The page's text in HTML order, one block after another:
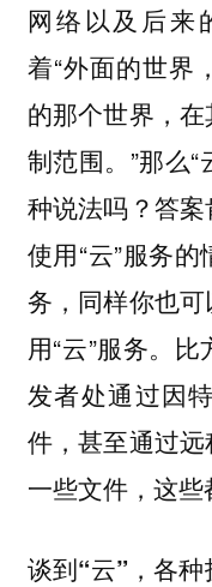
网络以及后来
着“外面的世界
的那个世界，
制范围。”那么“
种说法吗？答
使用“云”服务
务，同样你也
用“云”服务。
发者处通过因
件，甚至通过
一些文件，这些
谈到“云”，各